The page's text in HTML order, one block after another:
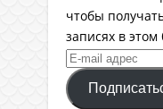
чтобы
записях в этом
E-
mail
адрес